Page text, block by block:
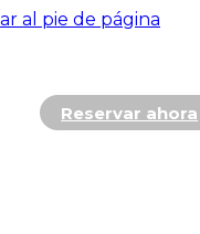
al pie de página
Reservar ahora
y